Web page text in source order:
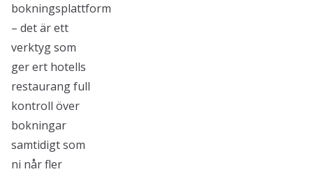
bokningsplattform
– det är ett
verktyg som
ger ert hotells
restaurang full
kontroll över
bokningar
samtidigt som
ni når fler